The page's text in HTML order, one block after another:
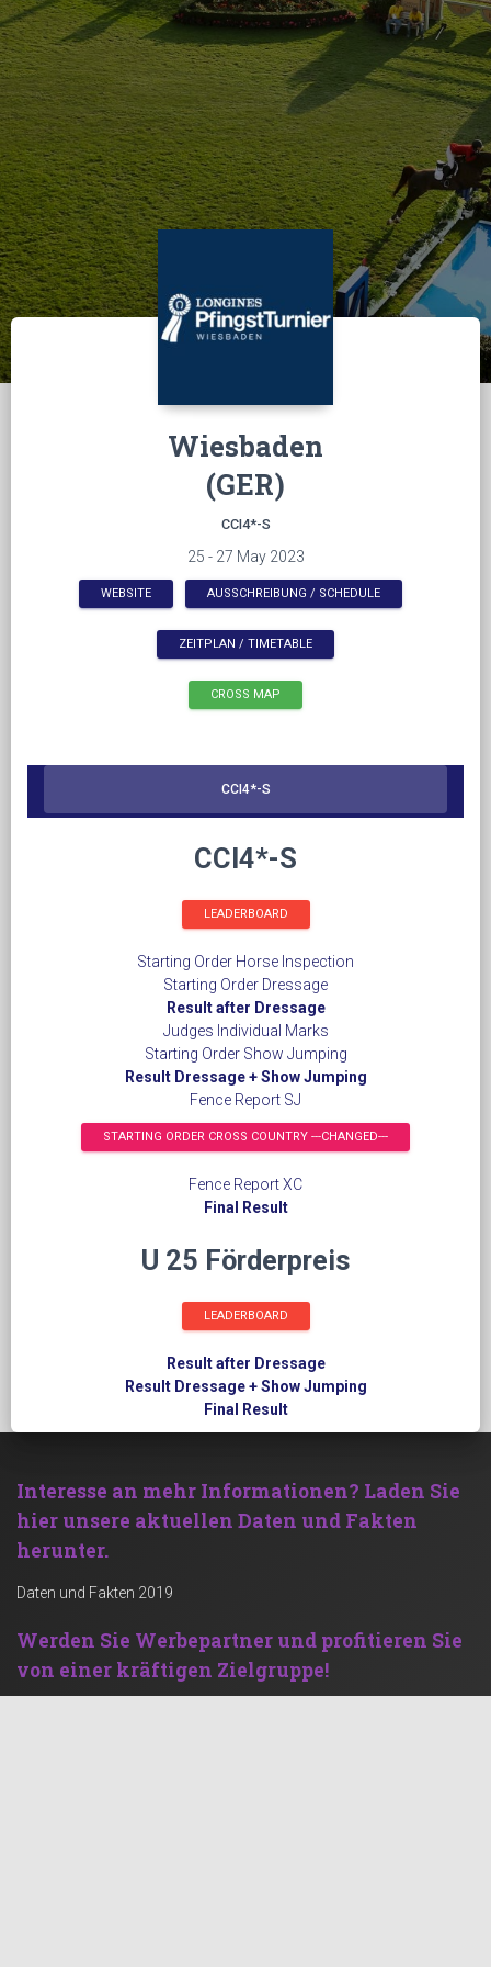
Wiesbaden
(GER)
CCI4*-S
25 - 27 May 2023
WEBSITE AUSSCHREIBUNG / SCHEDULE
ZEITPLAN / TIMETABLE
CROSS MAP
CCI4*-S
CCI4*-S
LEADERBOARD
Starting Order Horse Inspection
Starting Order Dressage
Result after Dressage
Judges Individual Marks
Starting Order Show Jumping
Result Dressage + Show Jumping
Fence Report SJ
STARTING ORDER CROSS COUNTRY ---CHANGED---
Fence Report XC
Final Result
U 25 Förderpreis
LEADERBOARD
Result after Dressage
Result Dressage + Show Jumping
Final Result
Interesse an mehr Informationen? Laden Sie
hier unsere aktuellen Daten und Fakten
herunter.
Daten und Fakten 2019
Werden Sie Werbepartner und profitieren Sie
von einer kräftigen Zielgruppe!